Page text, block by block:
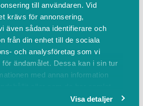
till användaren. Vid
krävs för annonsering,
även sådana identifierare och
från din enhet till de sociala
och analysföretag som vi
för ändamålet. Dessa kan i sin tur
med annan information
Visa detaljer